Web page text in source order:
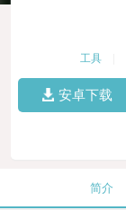
工具
安卓下载
简介